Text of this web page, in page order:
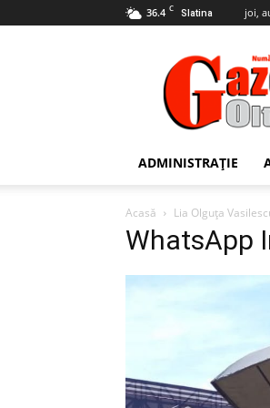
36.4 C Slatina joi,
ADMINISTRAȚIE
Acasă Lia Olguța
WhatsApp